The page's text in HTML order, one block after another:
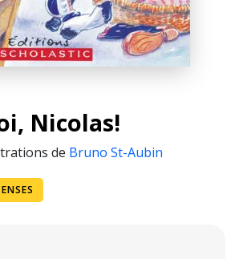
Nicolas!
de Bruno St-Aubin